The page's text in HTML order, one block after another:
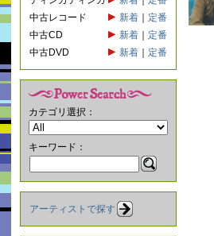
中古レコード
新着
定番
中古CD
新着
定番
中古DVD
新着 定番
カテゴリ選択：
キーワード：
アーティストで探す